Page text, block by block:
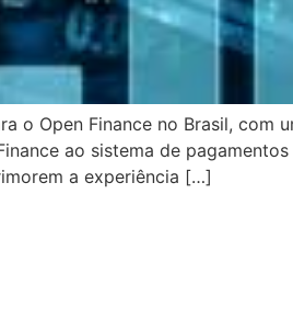
o Open Finance no Brasil, com
ao sistema de
a experiência […]